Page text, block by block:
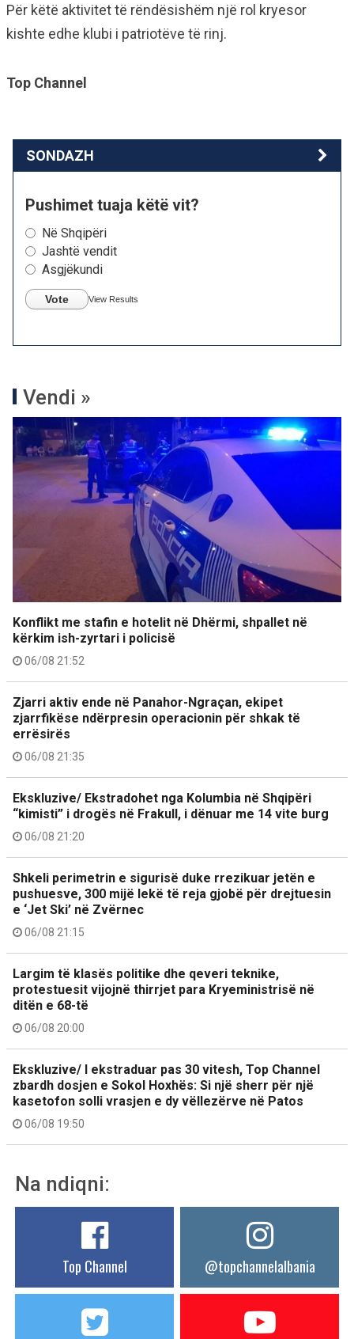
Për këtë aktivitet të rëndësishëm një rol kryesor
kishte edhe klubi i patriotëve të rinj.
Top Channel
SONDAZH
Pushimet tuaja këtë vit?
Në Shqipëri
Jashtë vendit
Asgjëkundi
Vote View Results
Vendi »
Konflikt me stafin e hotelit në Dhërmi, shpallet në
kërkim ish-zyrtari i policisë
06/08 21:52
Zjarri aktiv ende në Panahor-Ngraçan, ekipet
zjarrfikëse ndërpresin operacionin për shkak të
errësirës
06/08 21:35
Ekskluzive/ Ekstradohet nga Kolumbia në Shqipëri
“kimisti” i drogës në Frakull, i dënuar me 14 vite burg
06/08 21:20
Shkeli perimetrin e sigurisë duke rrezikuar jetën e
pushuesve, 300 mijë lekë të reja gjobë për drejtuesin
e ‘Jet Ski’ në Zvërnec
06/08 21:15
Largim të klasës politike dhe qeveri teknike,
protestuesit vijojnë thirrjet para Kryeministrisë në
ditën e 68-të
06/08 20:00
Ekskluzive/ I ekstraduar pas 30 vitesh, Top Channel
zbardh dosjen e Sokol Hoxhës: Si një sherr për një
kasetofon solli vrasjen e dy vëllezërve në Patos
06/08 19:50
Na ndiqni:
Top Channel @topchannelalbania